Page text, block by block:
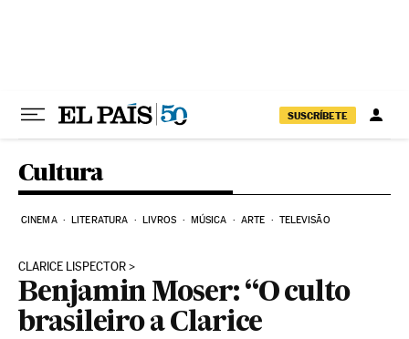
SUSCRÍBETE
Cultura
CINEMA LITERATURA LIVROS MÚSICA ARTE TELEVISÃO
CLARICE LISPECTOR
Benjamin Moser: “O culto
brasileiro a Clarice